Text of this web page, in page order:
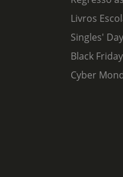
Livros
Singles' Day
Black Friday
Cyber